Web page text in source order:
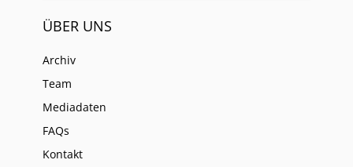
ÜBER UNS
Archiv
Team
Mediadaten
FAQs
Kontakt